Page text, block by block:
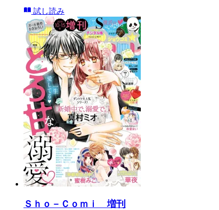
試し読み
Ｓｈｏ－Ｃｏｍｉ 増刊